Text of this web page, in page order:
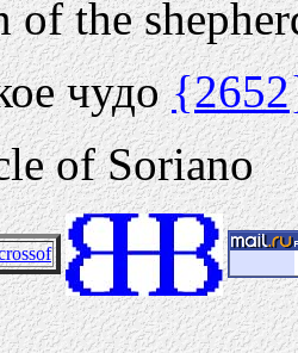
of the
чудо
of Soriano